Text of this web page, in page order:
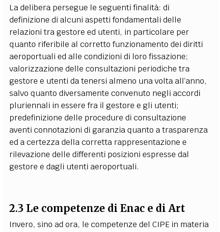
La delibera persegue le seguenti finalità: di
definizione di alcuni aspetti fondamentali delle
relazioni tra gestore ed utenti, in particolare per
quanto riferibile al corretto funzionamento dei diritti
aeroportuali ed alle condizioni di loro fissazione;
valorizzazione delle consultazioni periodiche tra
gestore e utenti da tenersi almeno una volta all’anno,
salvo quanto diversamente convenuto negli accordi
pluriennali in essere fra il gestore e gli utenti;
predefinizione delle procedure di consultazione
aventi connotazioni di garanzia quanto a trasparenza
ed a certezza della corretta rappresentazione e
rilevazione delle differenti posizioni espresse dal
gestore e dagli utenti aeroportuali.
2.3 Le competenze di Enac e di Art
Invero, sino ad ora, le competenze del CIPE in materia